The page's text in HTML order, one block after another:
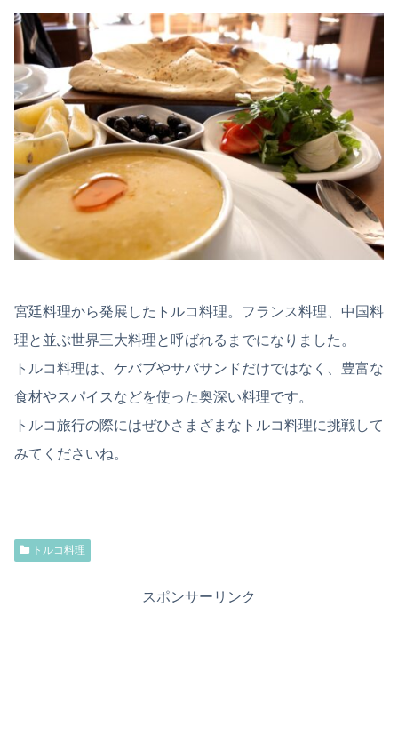
宮廷料理から発展したトルコ料理。フランス料理、中国料
理と並ぶ世界三大料理と呼ばれるまでになりました。
トルコ料理は、ケバブやサバサンドだけではなく、豊富な
食材やスパイスなどを使った奥深い料理です。
トルコ旅行の際にはぜひさまざまなトルコ料理に挑戦して
みてくださいね。
トルコ料理
スポンサーリンク